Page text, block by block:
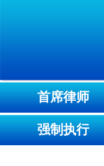
首席律师
强制执行